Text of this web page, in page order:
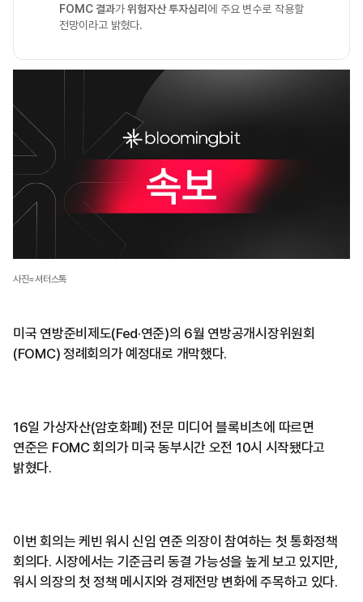
FOMC 결과가위험자산 투자심리 에 주요 변수로 작용할
전망이라고 밝혔다.
사진=셔터스톡
미국 연방준비제도(Fed·연준)의 6월 연방공개시장위원회
(FOMC) 정례회의가 예정대로 개막했다.
16일 가상자산(암호화폐) 전문 미디어 블록비츠에 따르면
연준은 FOMC 회의가 미국 동부시간 오전 10시 시작됐다고
밝혔다.
이번 회의는 케빈 워시 신임 연준 의장이 참여하는 첫 통화정책
회의다. 시장에서는 기준금리 동결 가능성을 높게 보고 있지만,
워시 의장의 첫 정책 메시지와 경제전망 변화에 주목하고 있다.